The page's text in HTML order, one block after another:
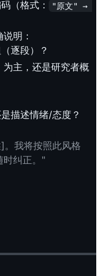
（格式：
"原文" →
明：
逐段）？
主，还是研究者概
描述情绪/态度？
。我将按照此风格
时纠正。"